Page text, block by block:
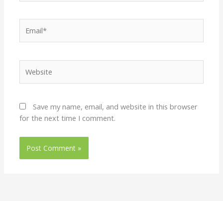
Save my name, email, and website in this browser
for the next time I comment.